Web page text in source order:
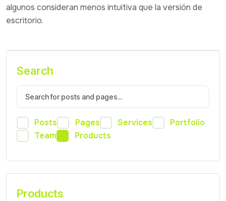
algunos consideran menos intuitiva que la versión de
escritorio.
Search
Posts Pages Services
Portfolio
Team
Products
Products